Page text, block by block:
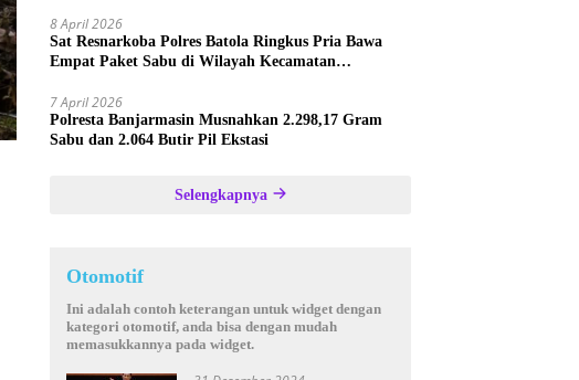
8 April 2026
Sat Resnarkoba Polres Batola Ringkus Pria Bawa
Empat Paket Sabu di Wilayah Kecamatan
7 April 2026
Polresta Banjarmasin Musnahkan 2.298,17 Gram
Sabu dan 2.064 Butir Pil Ekstasi
Selengkapnya
Otomotif
Ini adalah contoh keterangan untuk widget dengan
kategori otomotif, anda bisa dengan mudah
memasukkannya pada widget.